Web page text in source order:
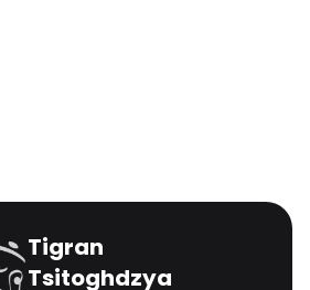
Tigran
Tsitoghdzya